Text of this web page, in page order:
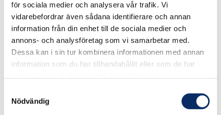
för sociala medier och analysera vår trafik. Vi
vidarebefordrar även sådana identifierare och annan
information från din enhet till de sociala medier och
annons- och analysföretag som vi samarbetar med.
Dessa kan i sin tur kombinera informationen med annan
information som du har tillhandahållit eller som de har
Nödvändig
remove add Lägg i varukorg
Produktinformation expand_more